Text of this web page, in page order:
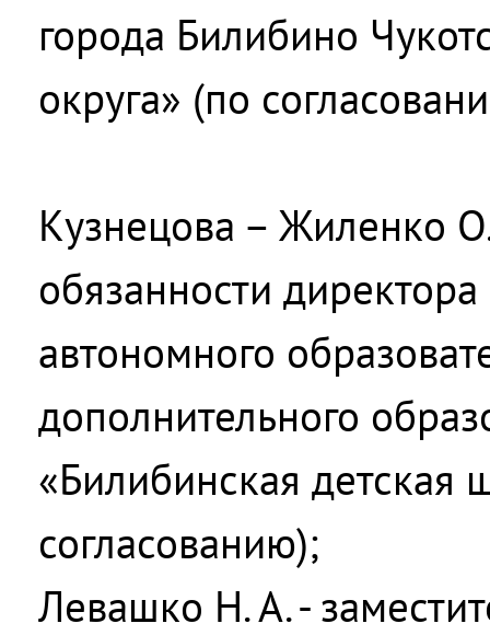
города Билибино
округа» (по
Кузнецова – Жиленко
обязанности
автономного
дополнительного
«Билибинская детская
согласованию);
Левашко Н. А. -